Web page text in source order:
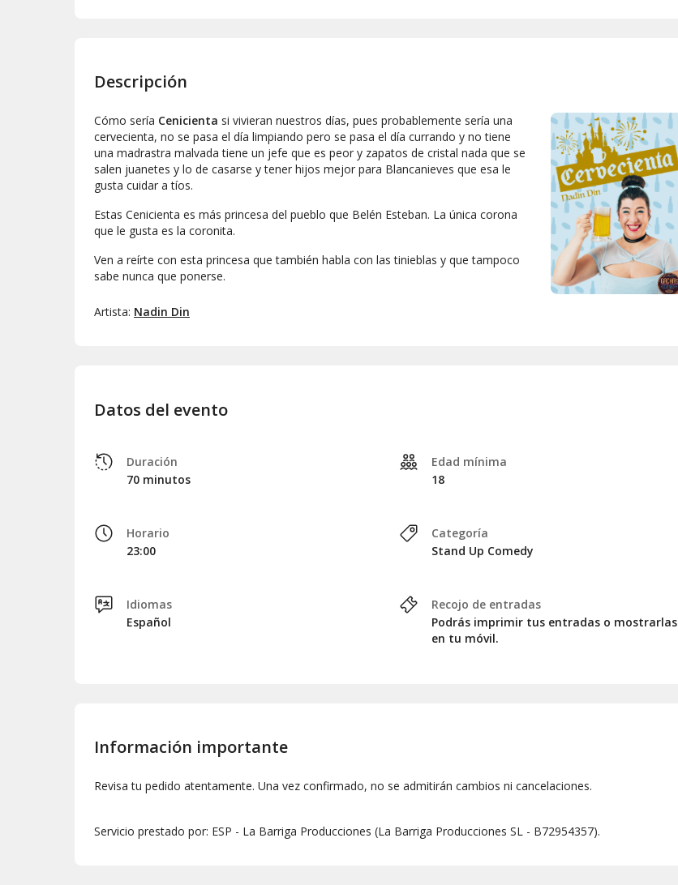
Descripción
Cómo sería Cenicienta si vivieran nuestros días, pues probablemente sería una
cervecienta, no se pasa el día limpiando pero se pasa el día currando y no tiene
una madrastra malvada tiene un jefe que es peor y zapatos de cristal nada que se
salen juanetes y lo de casarse y tener hijos mejor para Blancanieves que esa le
gusta cuidar a tíos.
Estas Cenicienta es más princesa del pueblo que Belén Esteban. La única corona
que le gusta es la coronita.
Ven a reírte con esta princesa que también habla con las tinieblas y que tampoco
sabe nunca que ponerse.
Artista: Nadin Din
Datos del evento
Duración
70 minutos
Horario
23:00
Idiomas
Español
Edad mínima
18
Categoría
Stand Up Comedy
Recojo de entradas
Podrás imprimir tus entradas o mostrarlas
en tu móvil.
Información importante
Revisa tu pedido atentamente. Una vez confirmado, no se admitirán cambios ni cancelaciones.
Servicio prestado por: ESP - La Barriga Producciones (La Barriga Producciones SL - B72954357).